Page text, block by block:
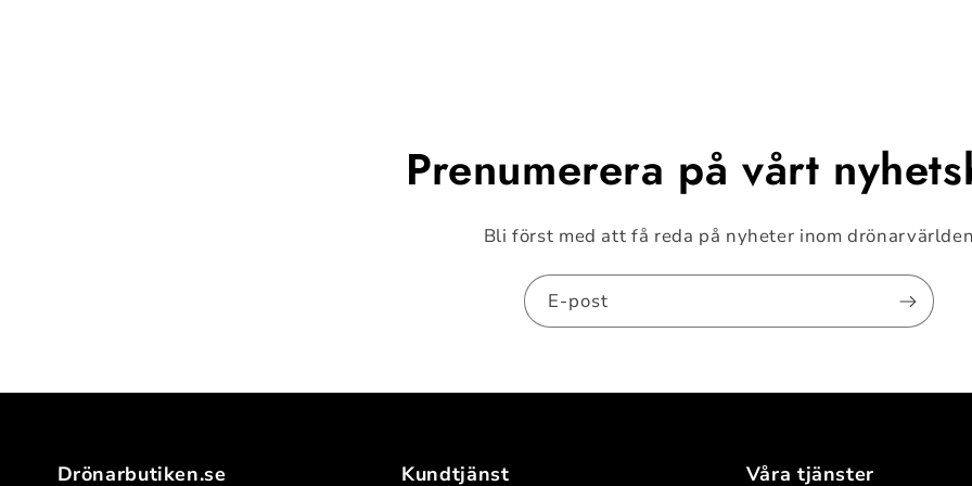
Prenumerera på vårt
Bli först med att få reda på nyheter inom drönarvärlden
E-post
Drönarbutiken.se Kundtjänst Våra tjänster